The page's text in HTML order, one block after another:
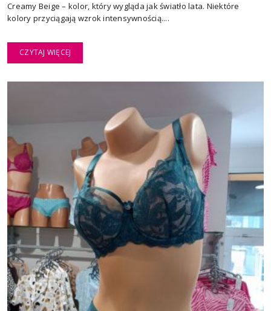
Creamy Beige – kolor, który wygląda jak światło lata. Niektóre
kolory przyciągają wzrok intensywnością....
CZYTAJ WIĘCEJ